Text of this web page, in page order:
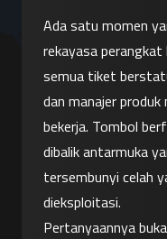
Ada satu momen
rekayasa
semua tiket
dan manajer
bekerja. Tombol
dibalik antarmuka
tersembunyi celah
dieksploitasi.
Pertanyaannya